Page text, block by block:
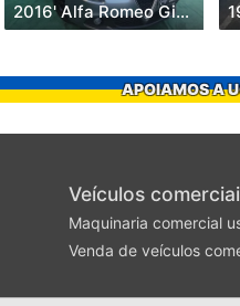
2016' Alfa Romeo Giulietta
APOIAMOS A
Veículos
Maquinaria comercial
Venda de veículos